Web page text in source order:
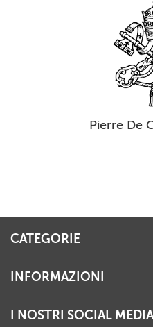
Pierre De
CATEGORIE
INFORMAZIONI
I NOSTRI SOCIAL MEDIA